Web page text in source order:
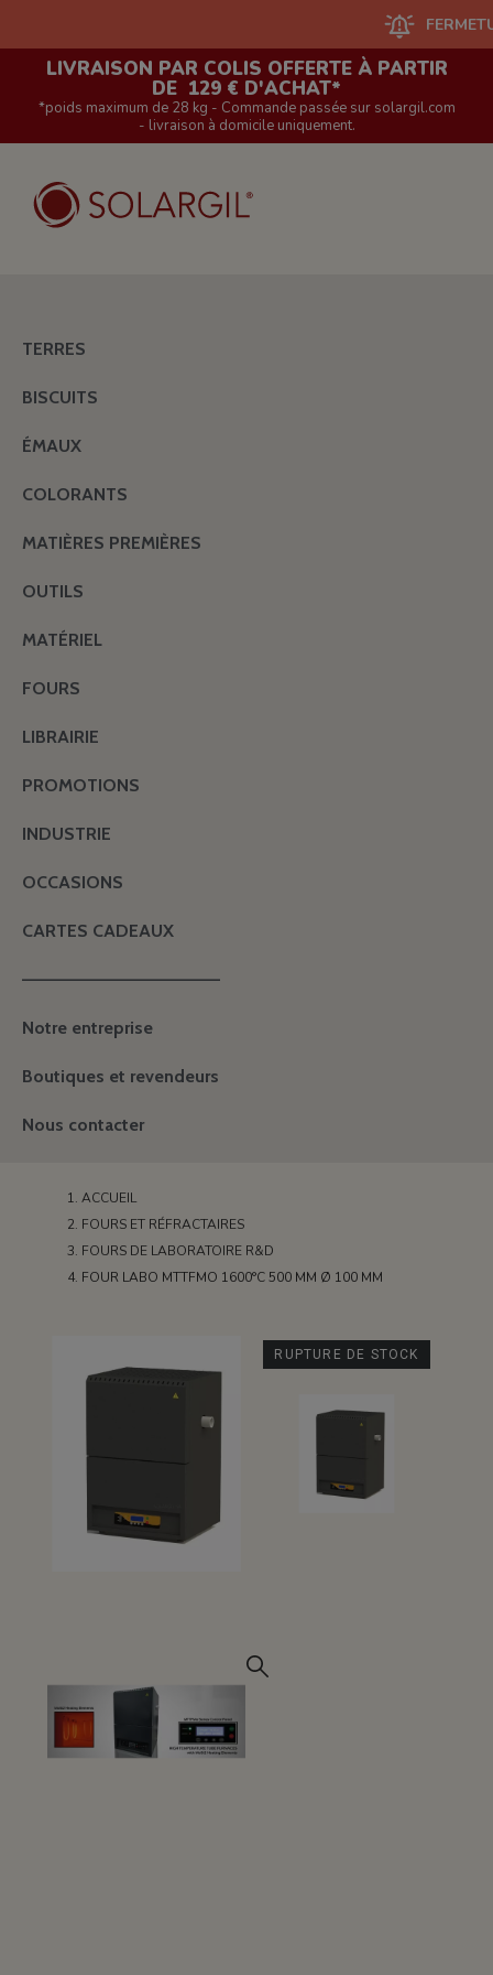
FERMETURE
LIVRAISON PAR COLIS OFFERTE À PARTIR
DE 129 € D'ACHAT*
*poids maximum de 28 kg - Commande passée sur solargil.com
- livraison à domicile uniquement.
TERRES
BISCUITS
ÉMAUX
COLORANTS
MATIÈRES PREMIÈRES
OUTILS
MATÉRIEL
FOURS
LIBRAIRIE
PROMOTIONS
INDUSTRIE
OCCASIONS
CARTES CADEAUX
———————————————
Notre entreprise
Boutiques et revendeurs
Nous contacter
ACCUEIL
FOURS ET RÉFRACTAIRES
FOURS DE LABORATOIRE R&D
FOUR LABO MTTFMO 1600°C 500 MM Ø 100 MM
RUPTURE DE STOCK